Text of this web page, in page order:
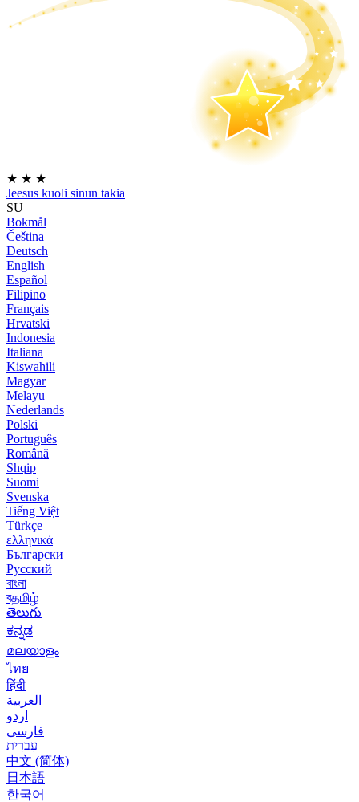
★ ★ ★
Jeesus kuoli sinun takia
SU
Bokmål
Čeština
Deutsch
English
Español
Filipino
Français
Hrvatski
Indonesia
Italiana
Kiswahili
Magyar
Melayu
Nederlands
Polski
Português
Română
Shqip
Suomi
Svenska
Tiếng Việt
Türkçe
ελληνικά
Български
Русский
বাংলা
বதமிழ்
తెలుగు
ಕನ್ನಡ
മലയാളം
ไทย
हिंदी
العربية
اردو
فارسی
עִברִית
中文 (简体)
日本語
한국어